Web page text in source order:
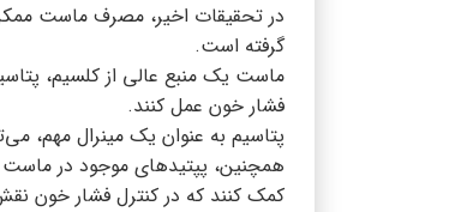
در تحقیقات اخیر، مصرف ماست ممکن
گرفته است.
ماست یک منبع عالی از کلسیم،
فشار خون عمل کنند.
پتاسیم به عنوان یک مینرال مهم،
همچنین، پپتیدهای موجود در
کمک کنند که در کنترل فشار خون